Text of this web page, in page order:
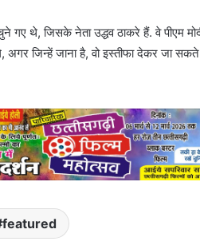
गए थे, जिसके नेता उद्धव ठाकरे हैं. वे पीएम
अगर जिन्हें जाना है, वो इस्तीफा देकर जा
featured